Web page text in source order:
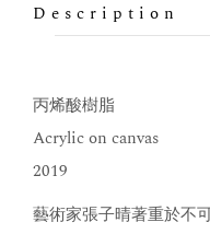
Description
丙烯酸樹脂
Acrylic on canvas
2019
藝術家張子晴著重於不